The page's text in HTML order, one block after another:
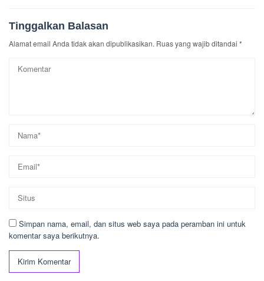
Tinggalkan Balasan
Alamat email Anda tidak akan dipublikasikan. Ruas yang wajib ditandai *
Simpan nama, email, dan situs web saya pada peramban ini untuk
komentar saya berikutnya.